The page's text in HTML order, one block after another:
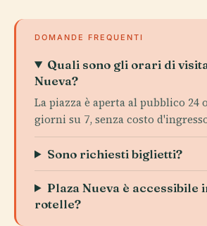
DOMANDE FREQUENTI
Quali sono gli orari di
Nueva?
La piazza è aperta al pubblico 24
giorni su 7, senza costo
Sono richiesti biglietti?
Plaza Nueva è accessibile
rotelle?